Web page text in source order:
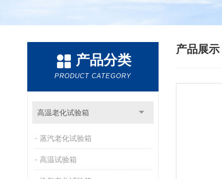
产品分类
PRODUCT CATEGORY
高温老化试验箱
蒸汽老化试验箱
高温试验箱
产品展示